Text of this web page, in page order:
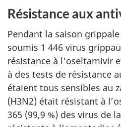
bas
Résistance aux
Pendant la saison grippale
soumis 1 446 virus
résistance à l'oseltamivir
à des tests de résistance
étaient tous sensibles au
(H3N2) était résistant à
365 (99,9 %) des virus de